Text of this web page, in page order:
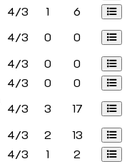
4/3 1
6
4/3 0
0
4/3 0
0
4/3 0
0
4/3 3
17
4/3 2
13
4/3 1
2